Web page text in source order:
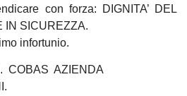
con forza: DIGNITA’ DEL
IN SICUREZZA.
infortunio.
COBAS AZIENDA